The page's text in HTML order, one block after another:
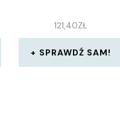
121,40ZŁ
SPRAWDŹ SAM!